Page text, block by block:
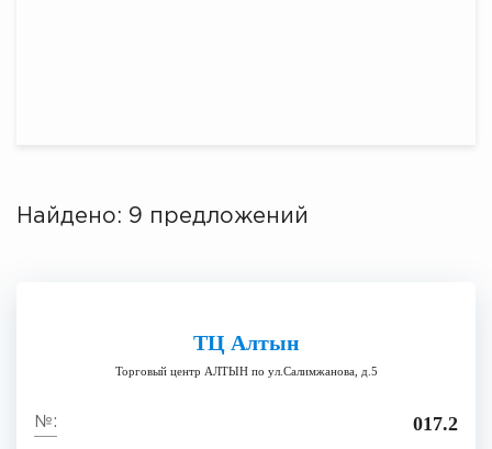
Найдено: 9 предложений
ТЦ Алтын
Торговый центр АЛТЫН по ул.Салимжанова, д.5
017.2